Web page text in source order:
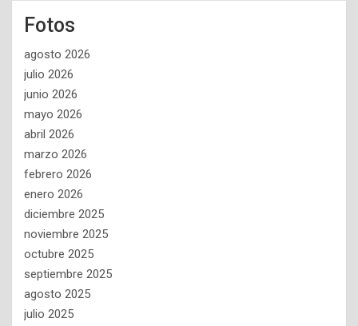
Fotos
agosto 2026
julio 2026
junio 2026
mayo 2026
abril 2026
marzo 2026
febrero 2026
enero 2026
diciembre 2025
noviembre 2025
octubre 2025
septiembre 2025
agosto 2025
julio 2025